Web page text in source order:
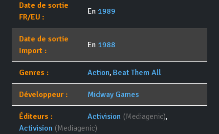
Date de sortie
FR/EU :
En 1989
Date de sortie
Import :
En 1988
Genres : Action, Beat Them All
Développeur : Midway Games
Éditeurs : Activision (Mediagenic),
Activision (Mediagenic)